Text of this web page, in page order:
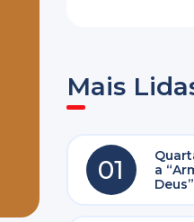
Mais
01
a
Deus”